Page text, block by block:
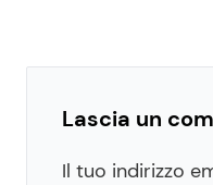
Lascia un
Il tuo indirizzo